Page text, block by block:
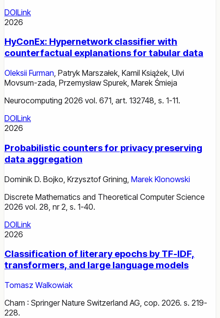
DOILink
2026
HyConEx: Hypernetwork classifier with
counterfactual explanations for tabular data
Oleksii Furman, Patryk Marszałek, Kamil Książek, Ulvi
Movsum-zada, Przemysław Spurek, Marek Śmieja
Neurocomputing 2026 vol. 671, art. 132748, s. 1-11.
DOILink
2026
Probabilistic counters for privacy preserving
data aggregation
Dominik D. Bojko Krzysztof Grining Marek Klonowski
Discrete Mathematics and Theoretical Computer Science
2026 vol. 28, nr 2, s. 1-40.
DOILink
2026
Classification of literary epochs by TF-IDF,
transformers, and large language models
Tomasz Walkowiak
Cham : Springer Nature Switzerland AG, cop. 2026. s. 219-
228.